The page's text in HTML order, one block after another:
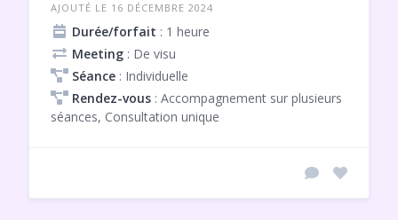
AJOUTÉ LE 16 DÉCEMBRE 2024
Durée/forfait : 1 heure
Meeting : De visu
Séance : Individuelle
Rendez-vous : Accompagnement sur plusieurs
séances, Consultation unique